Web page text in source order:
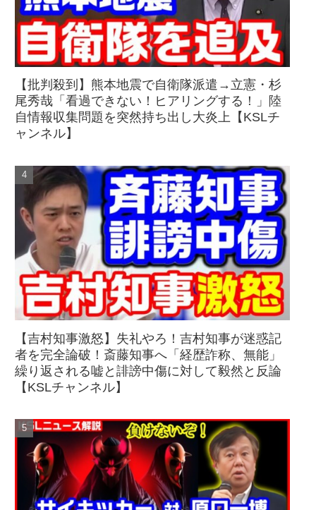
【批判殺到】熊本地震で自衛隊派遣→立憲・杉
尾秀哉「看過できない！ヒアリングする！」陸
自情報収集問題を突然持ち出し大炎上【KSLチ
ャンネル】
【吉村知事激怒】失礼やろ！吉村知事が迷惑記
者を完全論破！斎藤知事へ「経歴詐称、無能」
繰り返される嘘と誹謗中傷に対して毅然と反論
【KSLチャンネル】